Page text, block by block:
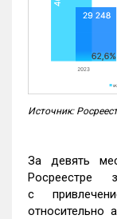
Источник:
За девять
Росреестре
с
относительно